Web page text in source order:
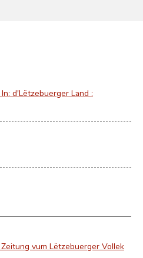
d'Lëtzebuerger Land :
vum Lëtzebuerger Vollek